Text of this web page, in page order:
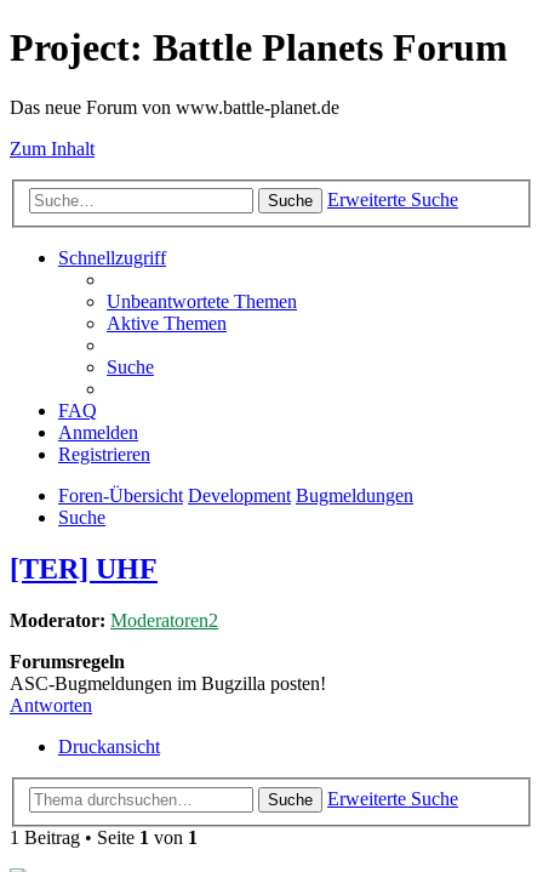
Project: Battle Planets Forum
Das neue Forum von www.battle-planet.de
Zum Inhalt
Suche Erweiterte Suche
Schnellzugriff
Unbeantwortete Themen
Aktive Themen
Suche
FAQ
Anmelden
Registrieren
Foren-Übersicht Development Bugmeldungen
Suche
[TER] UHF
Moderator: Moderatoren2
Forumsregeln
ASC-Bugmeldungen im Bugzilla posten!
Antworten
Druckansicht
Suche
Erweiterte Suche
1 Beitrag • Seite 1 von 1